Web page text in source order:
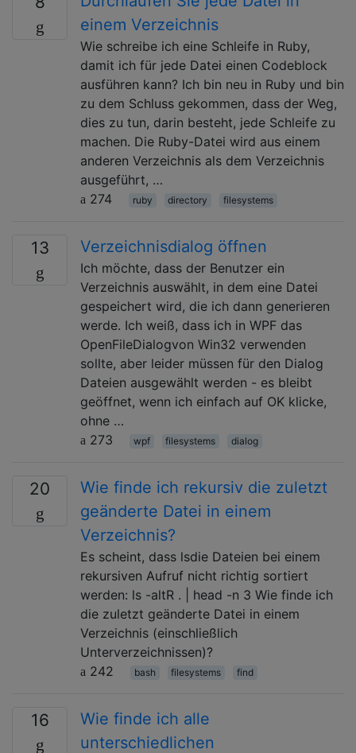
einem Verzeichnis
Wie schreibe ich eine Schleife in Ruby,
damit ich für jede Datei einen Codeblock
ausführen kann? Ich bin neu in Ruby und bin
zu dem Schluss gekommen, dass der Weg,
dies zu tun, darin besteht, jede Schleife zu
machen. Die Ruby-Datei wird aus einem
anderen Verzeichnis als dem Verzeichnis
ausgeführt, …
274
ruby directory filesystems
13 Verzeichnisdialog öffnen
Ich möchte, dass der Benutzer ein
Verzeichnis auswählt, in dem eine Datei
gespeichert wird, die ich dann generieren
werde. Ich weiß, dass ich in WPF das
OpenFileDialogvon Win32 verwenden
sollte, aber leider müssen für den Dialog
Dateien ausgewählt werden - es bleibt
geöffnet, wenn ich einfach auf OK klicke,
ohne …
273
wpf filesystems dialog
20
Wie finde ich rekursiv die zuletzt
geänderte Datei in einem
Verzeichnis?
Es scheint, dass lsdie Dateien bei einem
rekursiven Aufruf nicht richtig sortiert
werden: ls -altR . | head -n 3 Wie finde ich
die zuletzt geänderte Datei in einem
Verzeichnis (einschließlich
Unterverzeichnissen)?
242
bash filesystems find
16
Wie finde ich alle
unterschiedlichen